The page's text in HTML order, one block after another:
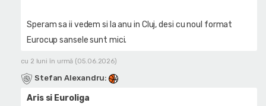
Speram sa ii vedem si la anu in Cluj, desi cu noul format
Eurocup sansele sunt mici.
cu 2 luni în urmă (05.06.2026)
Stefan Alexandru:
Aris si Euroliga